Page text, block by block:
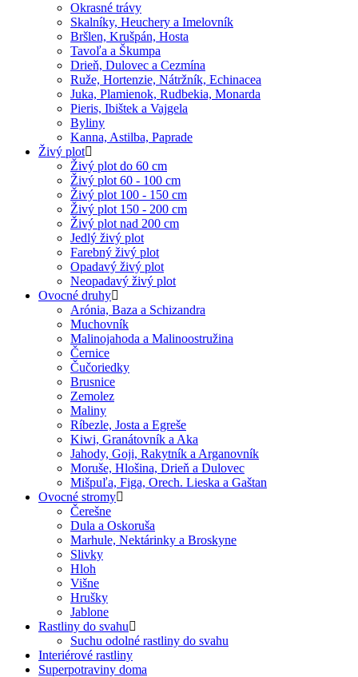
Okrasné trávy
Skalníky, Heuchery a Imelovník
Bršlen, Krušpán, Hosta
Tavoľa a Škumpa
Drieň, Dulovec a Cezmína
Ruže, Hortenzie, Nátržník, Echinacea
Juka, Plamienok, Rudbekia, Monarda
Pieris, Ibištek a Vajgela
Byliny
Kanna, Astilba, Paprade
Živý plot
Živý plot do 60 cm
Živý plot 60 - 100 cm
Živý plot 100 - 150 cm
Živý plot 150 - 200 cm
Živý plot nad 200 cm
Jedlý živý plot
Farebný živý plot
Opadavý živý plot
Neopadavý živý plot
Ovocné druhy
Arónia, Baza a Schizandra
Muchovník
Malinojahoda a Malinoostružina
Černice
Čučoriedky
Brusnice
Zemolez
Maliny
Ríbezle, Josta a Egreše
Kiwi, Granátovník a Aka
Jahody, Goji, Rakytník a Arganovník
Moruše, Hlošina, Drieň a Dulovec
Mišpuľa, Figa, Orech. Lieska a Gaštan
Ovocné stromy
Čerešne
Dula a Oskoruša
Marhule, Nektárinky a Broskyne
Slivky
Hloh
Višne
Hrušky
Jablone
Rastliny do svahu
Suchu odolné rastliny do svahu
Interiérové rastliny
Superpotraviny doma